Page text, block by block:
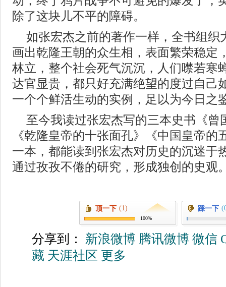
除了这块儿不平的障碍。
如张宏杰之前的著作一样，全书组织
画出乾隆王朝的众生相，表面繁荣稳定
林立，整个社会死气沉沉，人们噤若寒
达官显贵，都只好充满绝望的度过自己
一个个鲜活生动的实例，足以为今日之
至今我读过张宏杰写的三本史书《曾
《乾隆皇帝的十张面孔》《中国皇帝的
一本，都能读到张宏杰对历史的沉迷于
通过孜孜不倦的研究，形成独创的史观
顶一下 (1)
100%
踩一下
分享到： 新浪微博 腾讯微博 微信
藏 天涯社区 更多